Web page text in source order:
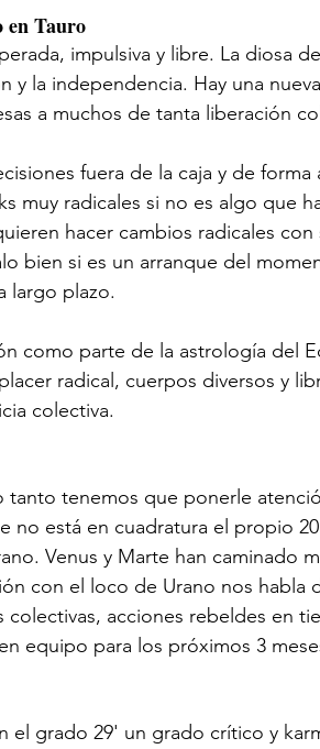
en Tauro
impulsiva y libre. La diosa
y la independencia. Hay una
a muchos de tanta liberación
fuera de la caja y de
muy radicales si no es algo que
hacer cambios radicales con
bien si es un arranque del
largo plazo.
como parte de la astrología del
radical, cuerpos diversos y
colectiva.
tenemos que ponerle
no está en cuadratura el propio
Venus y Marte han caminado
con el loco de Urano nos habla
acciones rebeldes en
equipo para los próximos 3
el grado 29' un grado crítico y